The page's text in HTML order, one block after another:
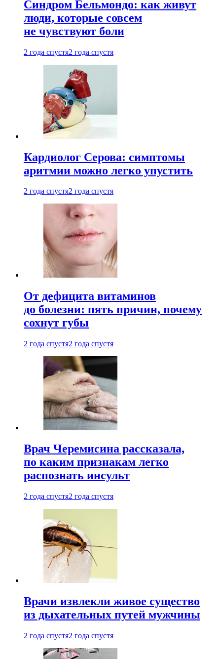
Синдром Бельмондо: как живут
люди, которые совсем
не чувствуют боли
2 года спустя2 года спустя
Кардиолог Серова: симптомы
аритмии можно легко упустить
2 года спустя2 года спустя
От дефицита витаминов
до болезни: пять причин, почему
сохнут губы
2 года спустя2 года спустя
Врач Черемисина рассказала,
по каким признакам легко
распознать инсульт
2 года спустя2 года спустя
Врачи извлекли живое существо
из дыхательных путей мужчины
2 года спустя2 года спустя